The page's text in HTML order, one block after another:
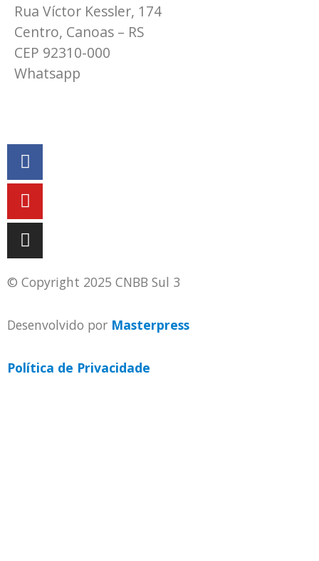
Rua Víctor Kessler, 174
Centro, Canoas – RS
CEP 92310-000
Whatsapp
© Copyright 2025 CNBB Sul 3
Desenvolvido por Masterpress
Política de Privacidade